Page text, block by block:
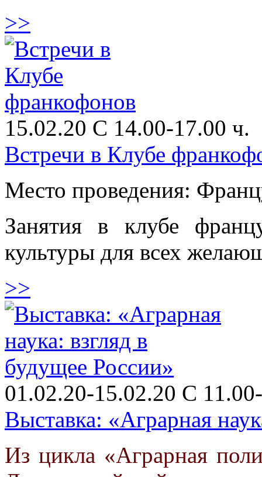
>>
15.02.20 С 14.00-17.00 ч.
Встречи в Клубе
Место проведения:
Занятия в клубе
культуры для всех
>>
01.02.20-15.02.20 C
Выставка: «Аграрная
Из цикла «Аграрная